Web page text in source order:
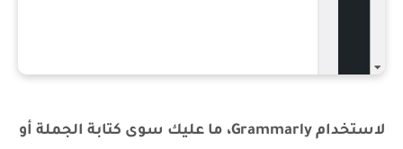
لاستخدام Grammarly، ما عليك سوى كتابة الجملة أو